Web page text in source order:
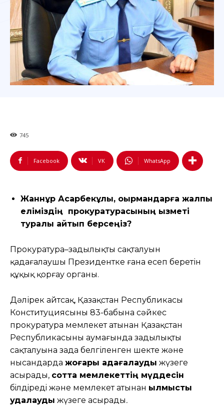
745
Facebook VK WhatsApp
Жаннұр Асқарбекұлы, оқырмандарға жалпы
еліміздің прокуратурасының қызметі
туралы айтып берсеңіз?
Прокуратура–заңдылықтың сақталуын
қадағалаушы Президентке ғана есеп беретін
құқық қорғау органы.
Дәлірек айтсақ, Қазақстан Республикасы
Конституциясының 83-бабына сәйкес
прокуратура мемлекет атынан Қазақстан
Республикасының аумағында заңдылықтың
сақталуына заңда белгіленген шекте және
нысандарда жоғары қадағалауды жүзеге
асырады, сотта мемлекеттің мүддесiн
бiлдiредi және мемлекет атынан қылмыстық
қудалауды жүзеге асырады.